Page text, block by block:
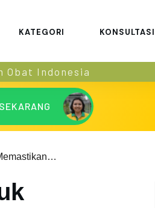
KATEGORI KONSULTASI
Obat Indonesia
Beragam Pemeriksaan untuk Memastikan Diagnosis Kanker Paru-Paru